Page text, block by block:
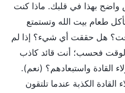
بهذا في قلبك. ماذا كنت
طعام بيت الله وتستمتع
هل حققت أي شيء؟ إذا لم
فحسب؛ أنت قائد كاذب
القادة واستبعادهم؟ (نعم).
الكذبة عندما تلتقون